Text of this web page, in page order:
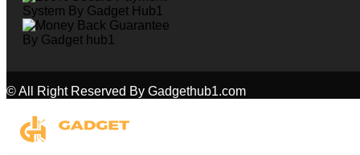
© All Right Reserved By Gadgethub1.com